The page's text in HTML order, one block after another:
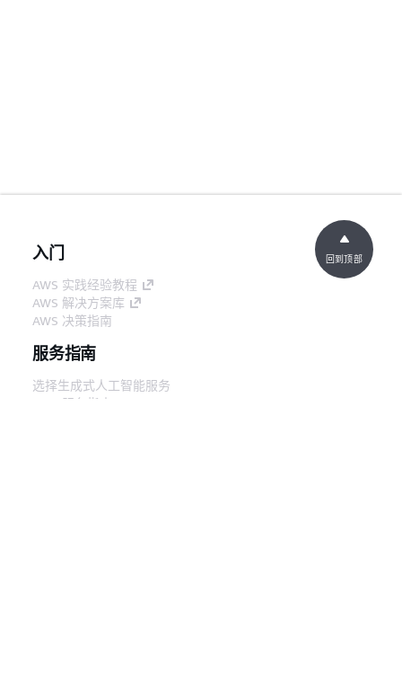
入门
AWS 实践经验教程
AWS 解决方案库
AWS 决策指南
服务指南
选择生成式人工智能服务
AWS 服务指南
回到顶部